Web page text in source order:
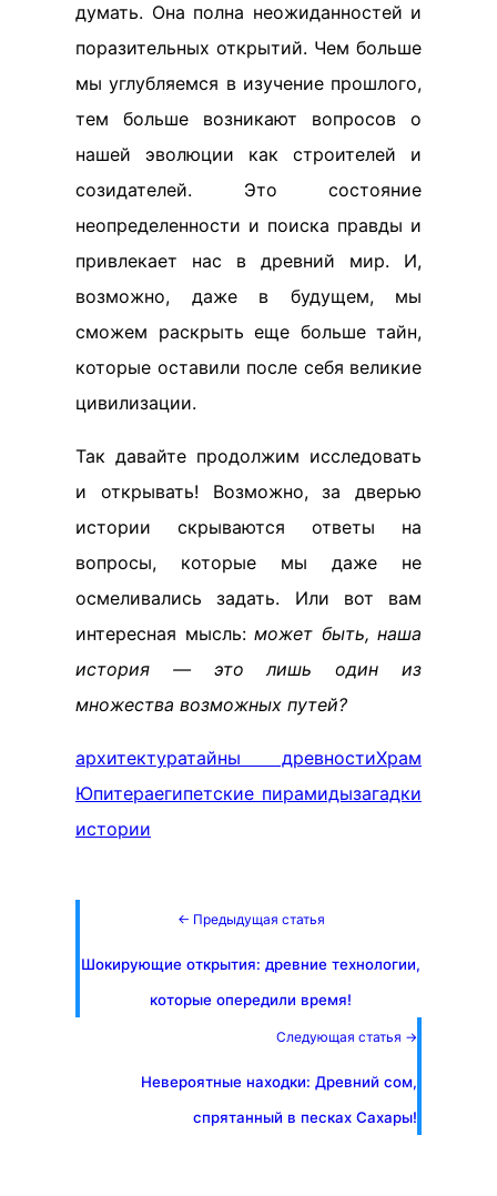
думать. Она полна неожиданностей и
поразительных открытий. Чем больше
мы углубляемся в изучение прошлого,
тем больше возникают вопросов о
нашей эволюции как строителей и
созидателей. Это состояние
неопределенности и поиска правды и
привлекает нас в древний мир. И,
возможно, даже в будущем, мы
сможем раскрыть еще больше тайн,
которые оставили после себя великие
цивилизации.
Так давайте продолжим исследовать
и открывать! Возможно, за дверью
истории скрываются ответы на
вопросы, которые мы даже не
осмеливались задать. Или вот вам
интересная мысль: может быть, наша
история — это лишь один из
множества возможных путей?
архитектуратайны древностиХрам
Юпитераегипетские пирамидызагадки
истории
← Предыдущая статья
Шокирующие открытия: древние технологии,
которые опередили время!
Следующая статья →
Невероятные находки: Древний сом,
спрятанный в песках Сахары!